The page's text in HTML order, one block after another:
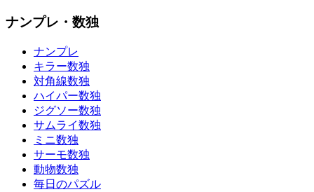
ナンプレ・数独
ナンプレ
キラー数独
対角線数独
ハイパー数独
ジグソー数独
サムライ数独
ミニ数独
サーモ数独
動物数独
毎日のパズル